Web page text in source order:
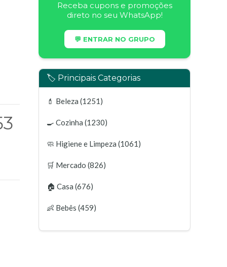
Receba cupons e promoções
direto no seu WhatsApp!
💬 ENTRAR NO GRUPO
🏷️ Principais Categorias
💄 Beleza (1251)
🍳 Cozinha (1230)
🧼 Higiene e Limpeza (1061)
🛒 Mercado (826)
🏠 Casa (676)
👶 Bebês (459)